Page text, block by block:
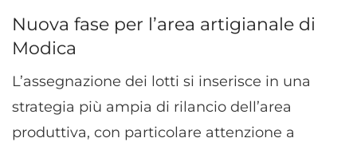
Nuova fase per l’area artigianale di
Modica
L’assegnazione dei lotti si inserisce in una
strategia più ampia di rilancio dell’area
produttiva, con particolare attenzione a